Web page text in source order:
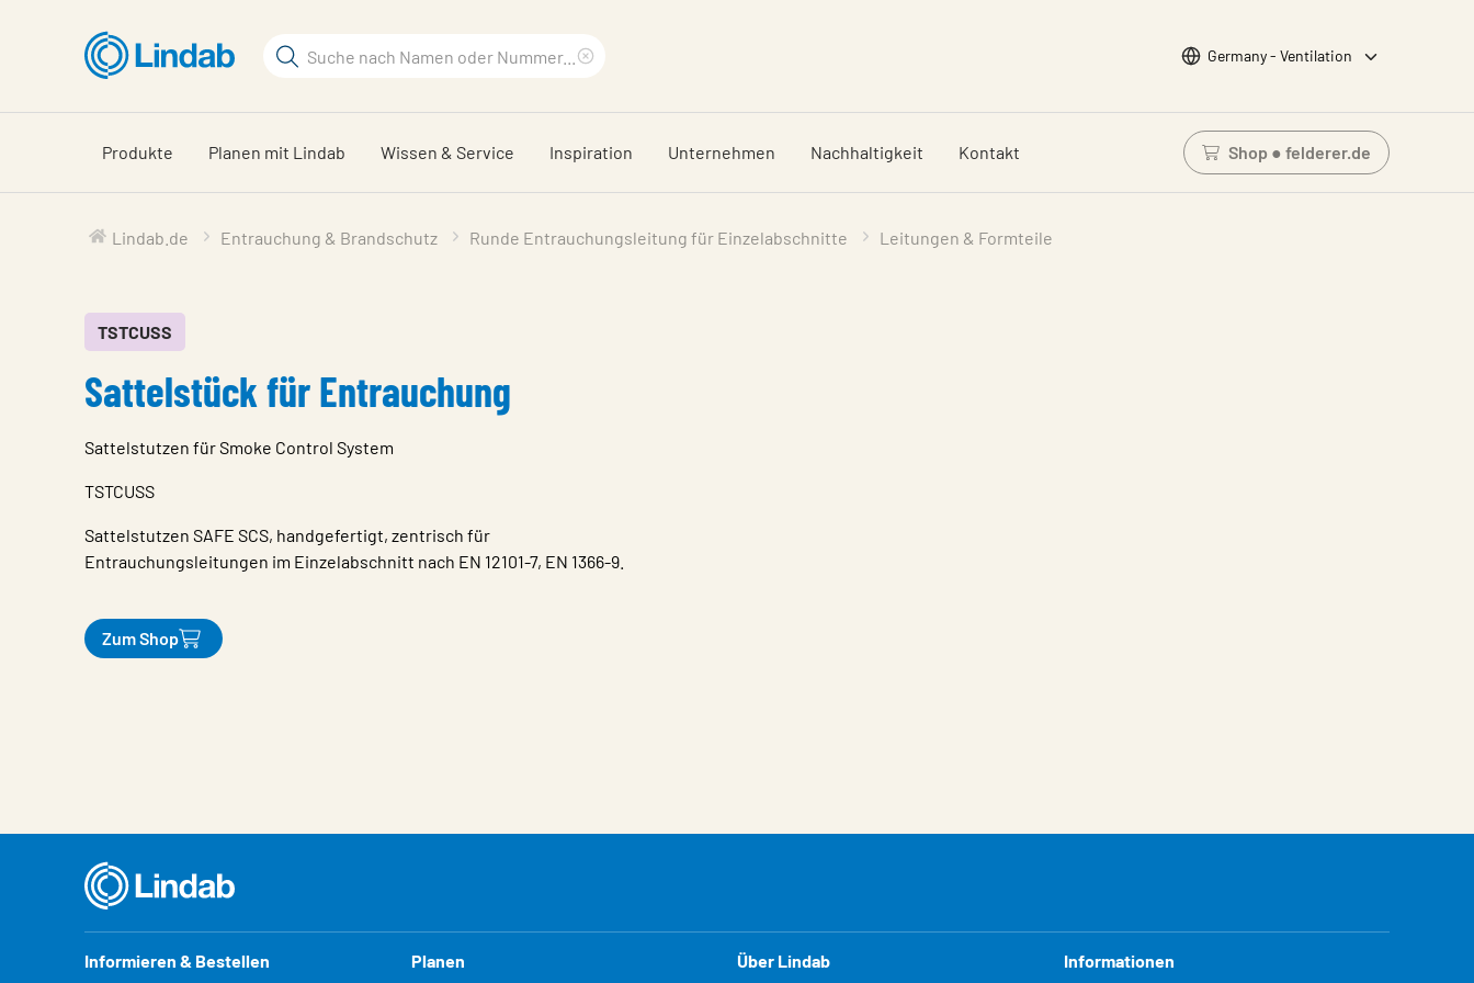
Hauptinhalt
Suchbegriff
durchsuchen
löschen
Wähle Sprache
Germany - Ventilation
Produkte Planen mit Lindab Wissen & Service Inspiration Unternehmen Nachhaltigkeit Kontakt Shop ● felderer.de
Einloggen um den
Lindab.de Entrauchung & Brandschutz Runde Entrauchungsleitung für Einzelabschnitte Leitungen & Formteile
TSTCUSS
Sattelstück für Entrauchung
Sattelstutzen für Smoke Control System
TSTCUSS
Sattelstutzen SAFE SCS, handgefertigt, zentrisch für
Entrauchungsleitungen im Einzelabschnitt nach EN 12101-7, EN 1366-9.
Zum Shop
Informieren & Bestellen Planen Über Lindab Informationen